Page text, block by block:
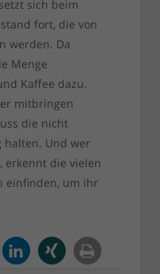
sich beim
fort, die von
werden. Da
Menge
Kaffee dazu.
mitbringen
die nicht
halten. Und wer
erkennt die vielen
einfinden, um ihr